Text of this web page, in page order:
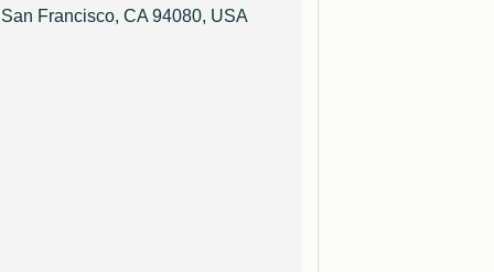
Francisco, CA 94080, USA